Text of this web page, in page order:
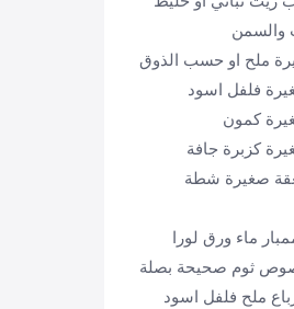
والسمن
ملح او حسب الذوق
فلفل اسود
كمون
كزبرة جافة
صغيرة شطة
ماء ورق لورا
ثوم صحيحة بصلة
ملح فلفل اسود